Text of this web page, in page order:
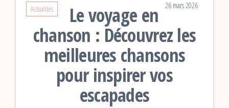
Actualités 26 mars 2026
Le voyage en
chanson : Découvrez les
meilleures chansons
pour inspirer vos
escapades